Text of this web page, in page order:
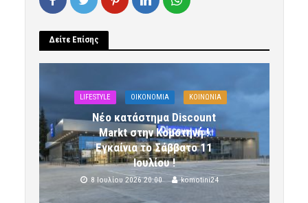
Δείτε Επίσης
LIFESTYLE OIKONOMIA ΚΟΙΝΩΝΙΑ
Νέο κατάστημα Discount
Markt στην Κομοτηνή !
Εγκαίνια το Σάββατο 11
Ιουλίου !
8 Ιουλίου 2026 20:00 komotini24